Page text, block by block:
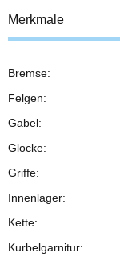
Merkmale
Bremse:
Felgen:
Gabel:
Glocke:
Griffe:
Innenlager:
Kette:
Kurbelgarnitur: